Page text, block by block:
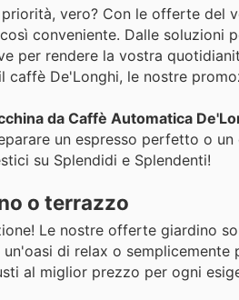
vero? Con le offerte del
conveniente. Dalle soluzioni
per rendere la vostra
De'Longhi, le nostre
da Caffè Automatica
un espresso perfetto o
su Splendidi e Splendenti!
o terrazzo
Le nostre offerte giardino
di relax o
al miglior prezzo per ogni